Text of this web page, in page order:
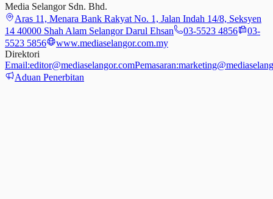
Media Selangor Sdn. Bhd.
Aras 11, Menara Bank Rakyat No. 1, Jalan Indah 14/8, Seksyen
14 40000 Shah Alam Selangor Darul Ehsan
03-5523 4856
03-
5523 5856
www.mediaselangor.com.my
Direktori
Email:editor@mediaselangor.comPemasaran:
Aduan Penerbitan